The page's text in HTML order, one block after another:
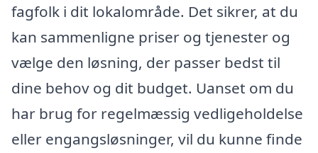
fagfolk i dit lokalområde. Det sikrer, at du
kan sammenligne priser og tjenester og
vælge den løsning, der passer bedst til
dine behov og dit budget. Uanset om du
har brug for regelmæssig vedligeholdelse
eller engangsløsninger, vil du kunne finde